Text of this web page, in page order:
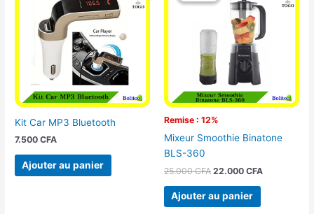
Kit Car MP3 Bluetooth
7.500CFA
Ajouter au panier
Remise : 12%
Mixeur Smoothie Binatone
BLS-360
25.000CFA
était :
25.000 CFA.
22.000 CFA
est :
Ajouter au panier